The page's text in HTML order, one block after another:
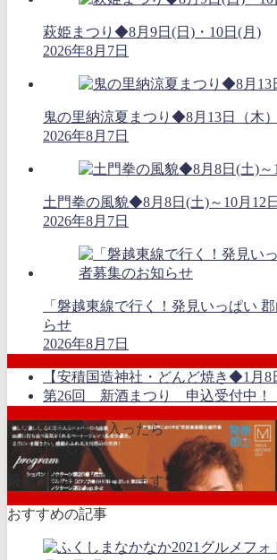
萩姫まつり◆8月9日(日)・10日(月)
2026年8月7日
鬼の里納涼夏まつり◆8月13日（木）
2026年8月7日
土門拳の風貌◆8月8日(土)～10月12
2026年8月7日
「磐越東線で行く！発見いっぱい
らせ
2026年8月7日
【安積国造神社・どんど焼き◆1月8
第26回 新酒まつり 申込受付中！
この記事が気に入ったら
フォローしよう
最新情報をお届けします
おすすめの記事